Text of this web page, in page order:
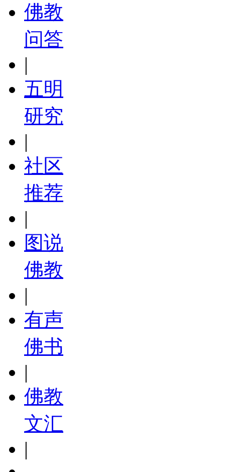
佛教
问答
|
五明
研究
|
社区
推荐
|
图说
佛教
|
有声
佛书
|
佛教
文汇
|